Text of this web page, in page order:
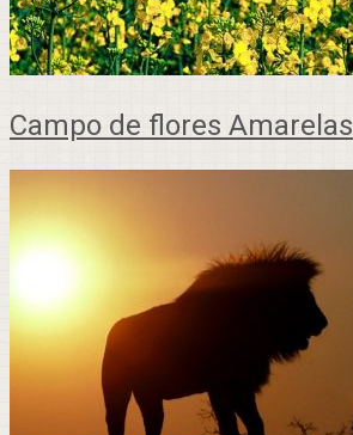
Campo de flores Amarelas